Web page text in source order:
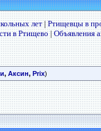
лет|Ртищевцы в
в Ртищево|Объявления
, Аксин, Prix)